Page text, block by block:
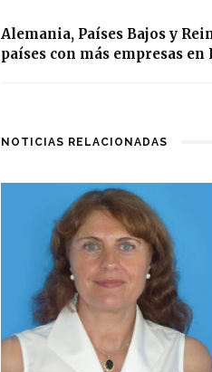
Alemania, Países Bajos y
países con más empresas en
NOTICIAS RELACIONADAS